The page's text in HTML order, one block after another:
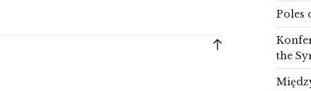
Poles
the